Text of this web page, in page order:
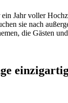
Jahr voller
sie nach
die Gästen